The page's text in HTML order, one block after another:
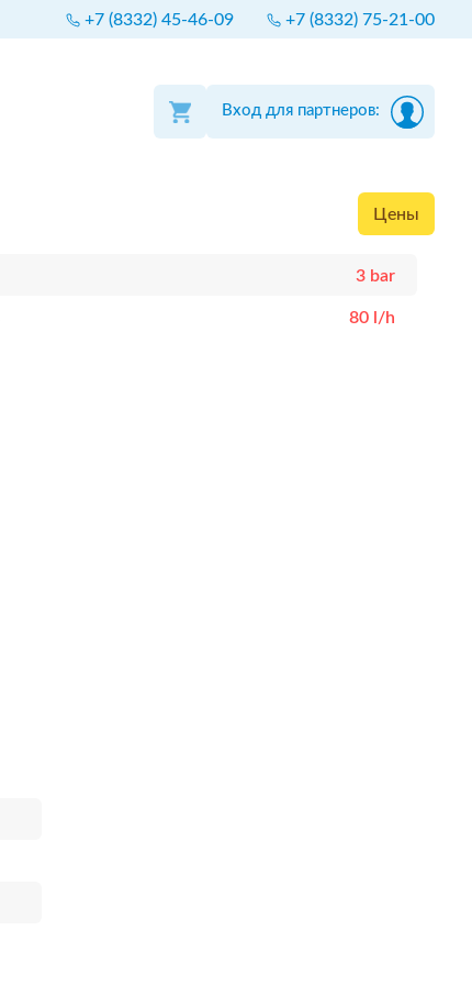
+7 (8332) 45-46-09 +7 (8332) 75-21-00
Вход для партнеров:
Цены
3 bar
80 l/h